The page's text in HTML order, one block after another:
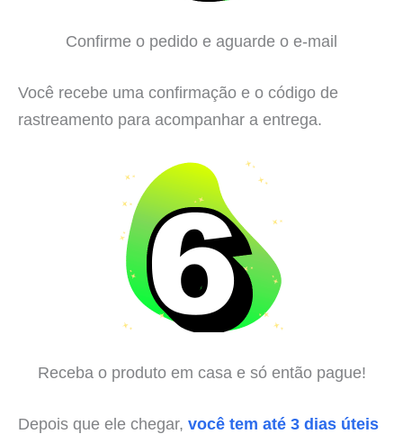
Confirme o pedido e aguarde o e-mail
Você recebe uma confirmação e o código de
rastreamento para acompanhar a entrega.
Receba o produto em casa e só então pague!
Depois que ele chegar, você tem até 3 dias úteis